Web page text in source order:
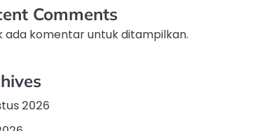
Comments
ada komentar untuk ditampilkan.
2026